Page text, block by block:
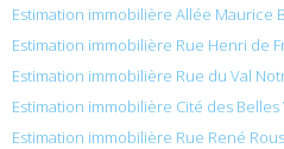
Estimation immobilière Allée Maurice
Estimation immobilière Rue Henri de
Estimation immobilière Rue du Val
Estimation immobilière Cité des Belles
Estimation immobilière Rue René